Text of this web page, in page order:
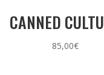
CANNED
85,00€